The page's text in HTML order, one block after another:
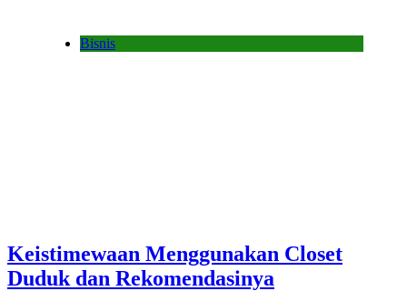
Bisnis
Keistimewaan Menggunakan Closet
Duduk dan Rekomendasinya